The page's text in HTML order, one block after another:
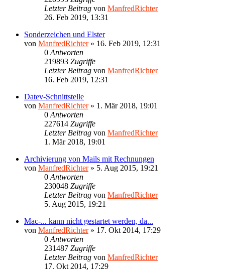
Letzter Beitrag von ManfredRichter
26. Feb 2019, 13:31
Sonderzeichen und Elster
von ManfredRichter» 16. Feb 2019, 12:31
0 Antworten
219893 Zugriffe
Letzter Beitrag von ManfredRichter
16. Feb 2019, 12:31
Datev-Schnittstelle
von ManfredRichter» 1. Mär 2018, 19:01
0 Antworten
227614 Zugriffe
Letzter Beitrag von ManfredRichter
1. Mär 2018, 19:01
Archivierung von Mails mit Rechnungen
von ManfredRichter» 5. Aug 2015, 19:21
0 Antworten
230048 Zugriffe
Letzter Beitrag von ManfredRichter
5. Aug 2015, 19:21
Mac-... kann nicht gestartet werden, da...
von ManfredRichter» 17. Okt 2014, 17:29
0 Antworten
231487 Zugriffe
Letzter Beitrag von ManfredRichter
17. Okt 2014, 17:29